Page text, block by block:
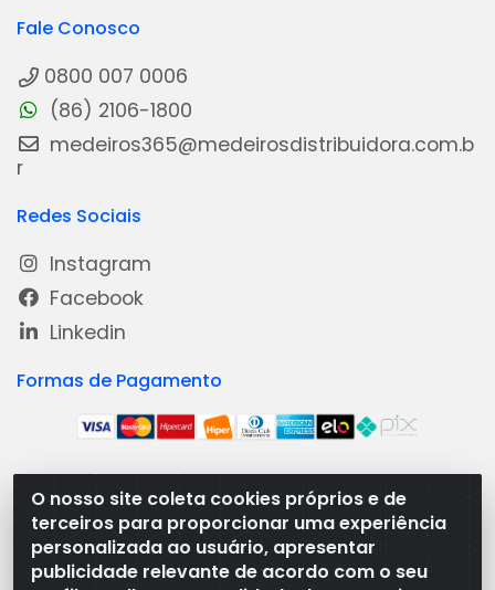
O nosso site coleta cookies próprios e de
terceiros para proporcionar uma experiência
personalizada ao usuário, apresentar
publicidade relevante de acordo com o seu
Fale Conosco
0800 007 0006
(86) 2106-1800
medeiros365@medeirosdistribuidora.com.b
r
Redes Sociais
Instagram
Facebook
Linkedin
Formas de Pagamento
Medeiros Distribuidora - Rua Dias Carneiro, 1977 -
Ramal, Bacabal/MA - CEP 65.700-000 - CNPJ
08.474.030/0001-41